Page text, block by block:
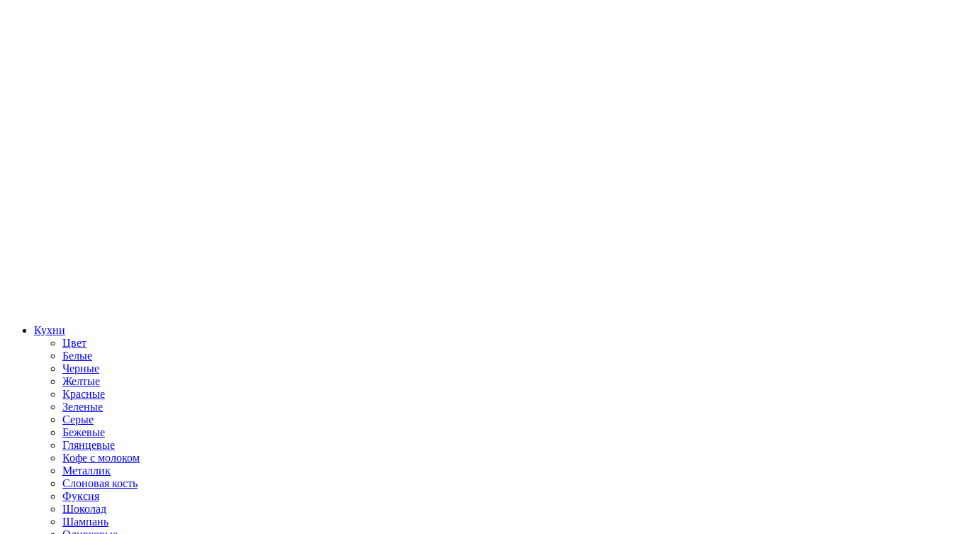
Кухни
Цвет
Белые
Черные
Желтые
Красные
Зеленые
Серые
Бежевые
Глянцевые
Кофе с молоком
Металлик
Слоновая кость
Фуксия
Шоколад
Шампань